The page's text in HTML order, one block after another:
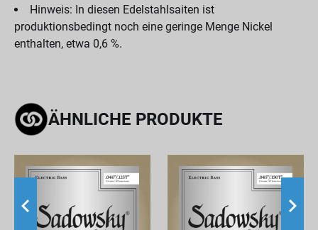
Hinweis: In diesen Edelstahlsaiten ist
produktionsbedingt noch eine geringe Menge Nickel
enthalten, etwa 0,6 %.
ÄHNLICHE PRODUKTE